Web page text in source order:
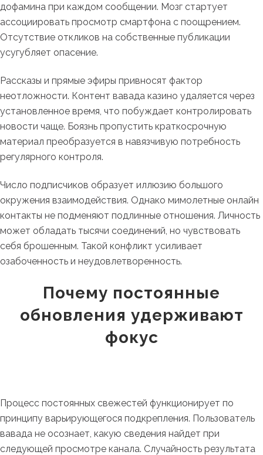
дофамина при каждом сообщении. Мозг стартует
ассоциировать просмотр смартфона с поощрением.
Отсутствие откликов на собственные публикации
усугубляет опасение.
Рассказы и прямые эфиры привносят фактор
неотложности. Контент вавада казино удаляется через
установленное время, что побуждает контролировать
новости чаще. Боязнь пропустить краткосрочную
материал преобразуется в навязчивую потребность
регулярного контроля.
Число подписчиков образует иллюзию большого
окружения взаимодействия. Однако мимолетные онлайн
контакты не подменяют подлинные отношения. Личность
может обладать тысячи соединений, но чувствовать
себя брошенным. Такой конфликт усиливает
озабоченность и неудовлетворенность.
Почему постоянные
обновления удерживают
фокус
Процесс постоянных свежестей функционирует по
принципу варьирующегося подкрепления. Пользователь
вавада не осознает, какую сведения найдет при
следующей просмотре канала. Случайность результата